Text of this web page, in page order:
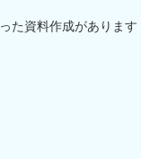
た資料作成があります